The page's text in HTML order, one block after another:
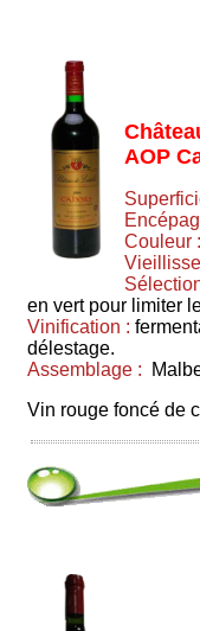
AOP
Couleur :
en vert pour limiter
Vinification :
délestage.
Assemblage :
Vin rouge foncé de